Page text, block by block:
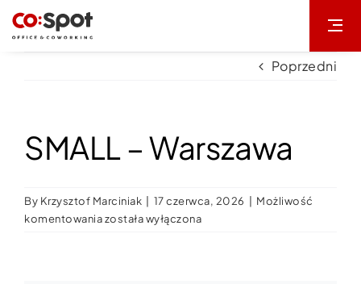
Przejdź
do
zawartości
Poprzedni
SMALL – Warszawa
By Krzysztof Marciniak 17 czerwca, 2026
Możliwość
komentowaniaSMALL
została wyłączona